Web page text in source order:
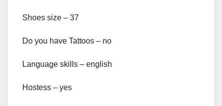
Shoes size – 37
Do you have Tattoos – no
Language skills – english
Hostess – yes